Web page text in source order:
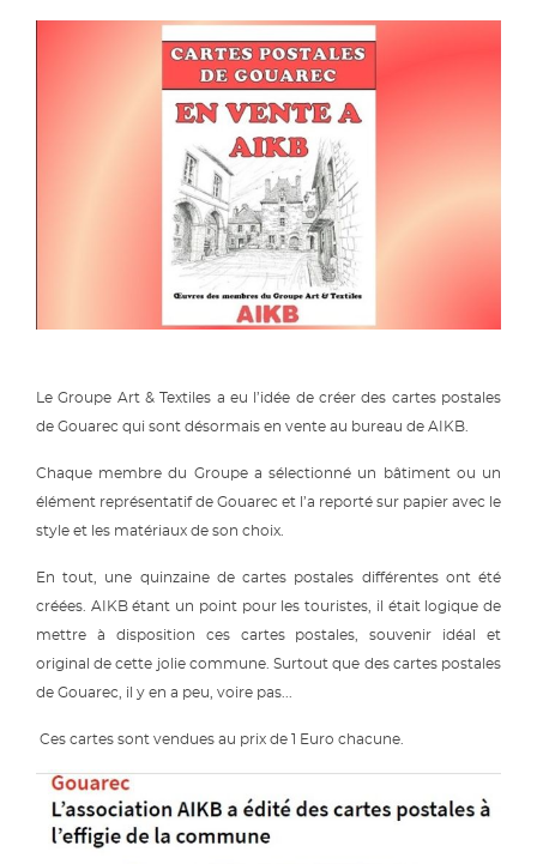
Le Groupe Art & Textiles a eu l’idée de créer des cartes postales
de Gouarec qui sont désormais en vente au bureau de AIKB.
Chaque membre du Groupe a sélectionné un bâtiment ou un
élément représentatif de Gouarec et l’a reporté sur papier avec le
style et les matériaux de son choix.
En tout, une quinzaine de cartes postales différentes ont été
créées. AIKB étant un point pour les touristes, il était logique de
mettre à disposition ces cartes postales, souvenir idéal et
original de cette jolie commune. Surtout que des cartes postales
de Gouarec, il y en a peu, voire pas...
Ces cartes sont vendues au prix de 1 Euro chacune.